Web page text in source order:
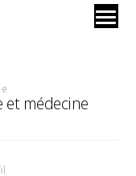
médecine